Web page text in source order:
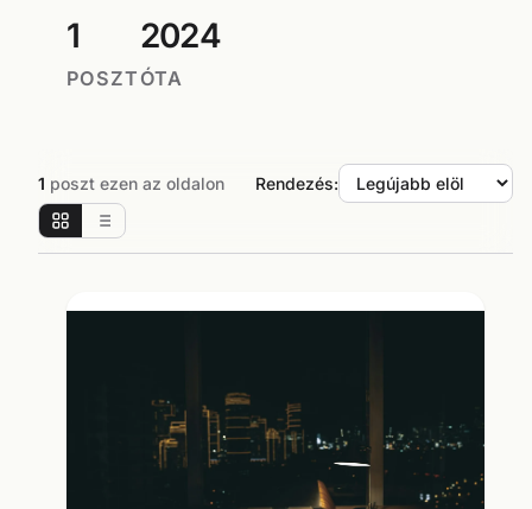
1
POSZT
2024
ÓTA
1 poszt ezen az oldalon Rendezés: